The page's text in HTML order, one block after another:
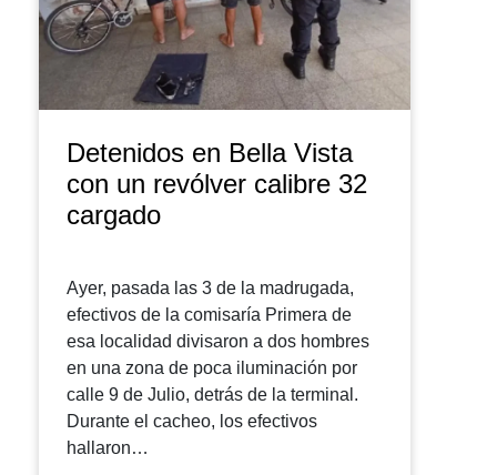
Detenidos en Bella Vista
con un revólver calibre 32
cargado
Ayer, pasada las 3 de la madrugada,
efectivos de la comisaría Primera de
esa localidad divisaron a dos hombres
en una zona de poca iluminación por
calle 9 de Julio, detrás de la terminal.
Durante el cacheo, los efectivos
hallaron…